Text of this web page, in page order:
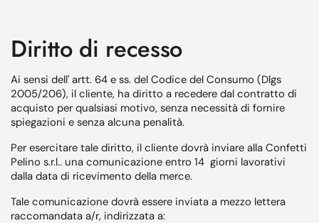
Diritto di recesso
Ai sensi dell' artt. 64 e ss. del Codice del Consumo (Dlgs
2005/206), il cliente, ha diritto a recedere dal contratto di
acquisto per qualsiasi motivo, senza necessità di fornire
spiegazioni e senza alcuna penalità.
Per esercitare tale diritto, il cliente dovrà inviare alla Confetti
Pelino s.r.l.. una comunicazione entro 14 giorni lavorativi
dalla data di ricevimento della merce.
Tale comunicazione dovrà essere inviata a mezzo lettera
raccomandata a/r, indirizzata a: